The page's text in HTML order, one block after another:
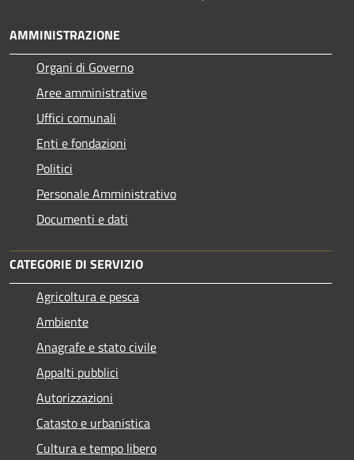
AMMINISTRAZIONE
Organi di Governo
Aree amministrative
Uffici comunali
Enti e fondazioni
Politici
Personale Amministrativo
Documenti e dati
CATEGORIE DI SERVIZIO
Agricoltura e pesca
Ambiente
Anagrafe e stato civile
Appalti pubblici
Autorizzazioni
Catasto e urbanistica
Cultura e tempo libero